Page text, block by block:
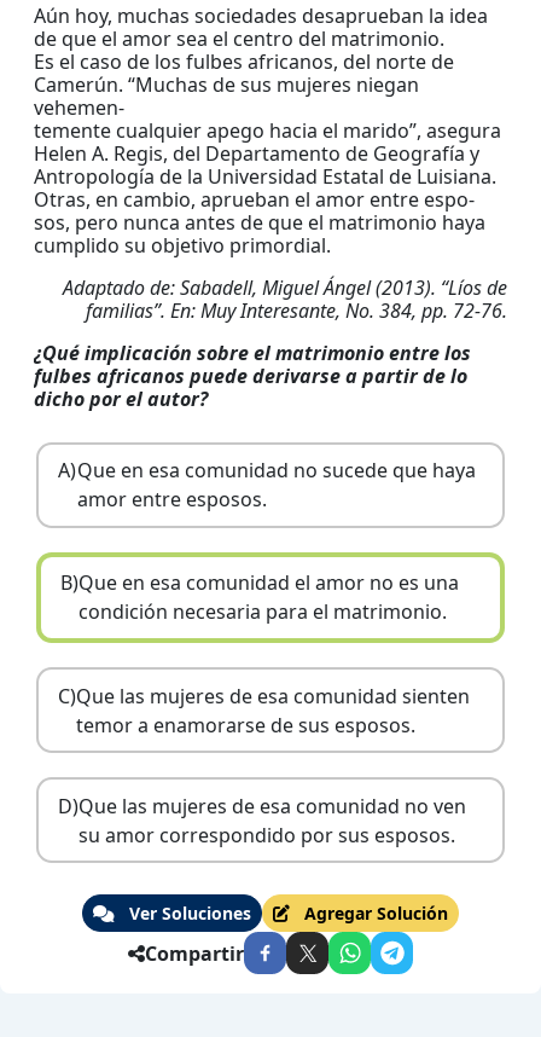
Aún hoy, muchas sociedades desaprueban la idea
de que el amor sea el centro del matrimonio.
Es el caso de los fulbes africanos, del norte de
Camerún. “Muchas de sus mujeres niegan
vehemen-
temente cualquier apego hacia el marido”, asegura
Helen A. Regis, del Departamento de Geografía y
Antropología de la Universidad Estatal de Luisiana.
Otras, en cambio, aprueban el amor entre espo-
sos, pero nunca antes de que el matrimonio haya
cumplido su objetivo primordial.
Adaptado de: Sabadell, Miguel Ángel (2013). “Líos de
familias”. En: Muy Interesante, No. 384, pp. 72-76.
¿Qué implicación sobre el matrimonio entre los
fulbes africanos puede derivarse a partir de lo
dicho por el autor?
A)Que en esa comunidad no sucede que haya
amor entre esposos.
B)Que en esa comunidad el amor no es una
condición necesaria para el matrimonio.
C)Que las mujeres de esa comunidad sienten
temor a enamorarse de sus esposos.
D)Que las mujeres de esa comunidad no ven
su amor correspondido por sus esposos.
Ver Soluciones Agregar Solución
Compartir